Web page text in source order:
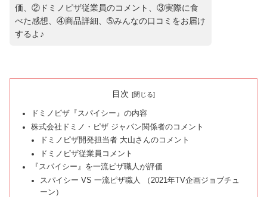
価、②ドミノピザ従業員のコメント、③実際に食
べた感想、④商品詳細、➄みんなの口コミをお届け
するよ♪
目次
ドミノピザ『スパイシー』の内容
株式会社ドミノ・ピザ ジャパン関係者のコメント
ドミノピザ開発担当者 大山さんのコメント
ドミノピザ従業員コメント
『スパイシー』を一流ピザ職人が評価
スパイシー VS 一流ピザ職人 （2021年TV企画ジョブチュ
ーン）